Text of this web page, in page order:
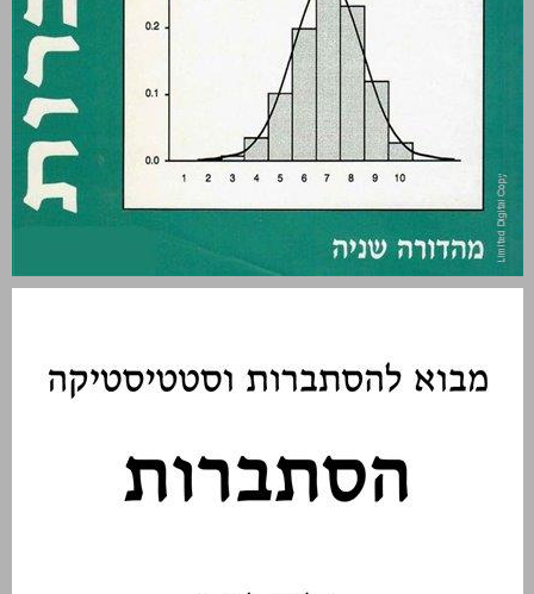
מבוא להסתברות וסטטיסטיקה: הסתברות ... 0